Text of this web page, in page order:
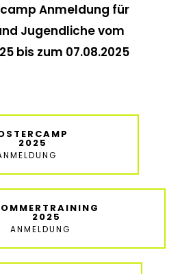
Anmeldung für
Jugendliche vom
bis zum 07.08.2025
2025
2025
ANMELDUNG